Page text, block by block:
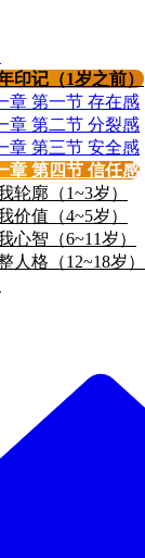
印记（1岁之前）
章 第一节 存在感
章 第二节 分裂感
章 第三节 安全感
章 第四节 信任感
轮廓（1~3岁）
价值（4~5岁）
心智（6~11岁）
人格（12~18岁）